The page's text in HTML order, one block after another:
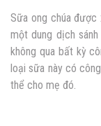
Sữa ong chúa
một dung dịch
không qua bất kỳ
loại sữa này có
thể cho mẹ đó.